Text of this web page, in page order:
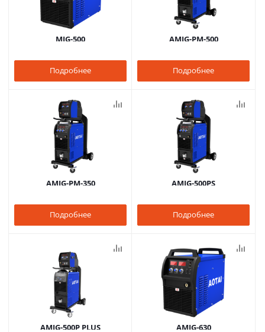
MIG-500
Подробнее
AMIG-PM-500
Подробнее
AMIG-PM-350
Подробнее
AMIG-500PS
Подробнее
AMIG-500P PLUS AMIG-630